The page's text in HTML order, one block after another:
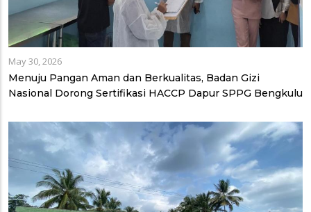
May 30, 2026
Menuju Pangan Aman dan Berkualitas, Badan Gizi
Nasional Dorong Sertifikasi HACCP Dapur SPPG Bengkulu